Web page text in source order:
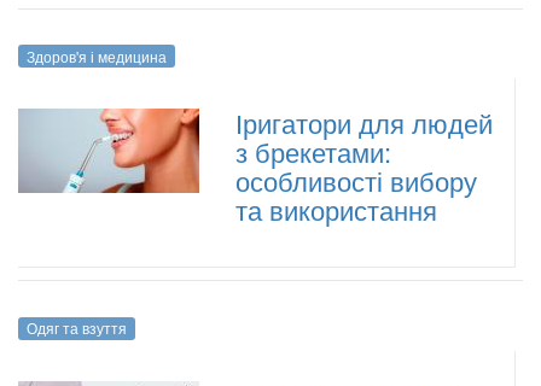
Здоров'я і медицина
Іригатори для людей
з брекетами:
особливості вибору
та використання
Одяг та взуття